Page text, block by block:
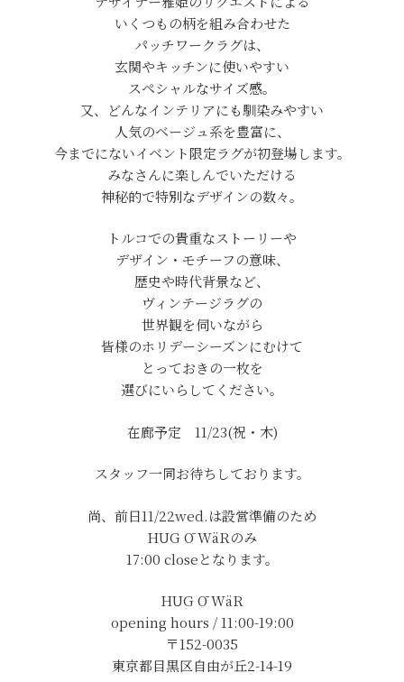
いくつもの柄を組み合わせた
パッチワークラグは、
玄関やキッチンに使いやすい
スペシャルなサイズ感。
又、どんなインテリアにも馴染みやすい
人気のベージュ系を豊富に、
今までにないイベント限定ラグが初登場します。
みなさんに楽しんでいただける
神秘的で特別なデザインの数々。
トルコでの貴重なストーリーや
デザイン・モチーフの意味、
歴史や時代背景など、
ヴィンテージラグの
世界観を伺いながら
皆様のホリデーシーズンにむけて
とっておきの一枚を
選びにいらしてください。
在廊予定 11/23(祝・木)
スタッフ一同お待ちしております。
尚、前日11/22wed.は設営準備のため
HUG Ō WäRのみ
17:00 closeとなります。
HUG Ō WäR
opening hours / 11:00-19:00
〒152-0035
東京都目黒区自由が丘2-14-19